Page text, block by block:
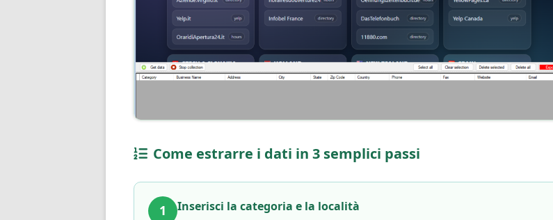
Come estrarre i dati in 3 semplici passi
1 Inserisci la categoria e la località